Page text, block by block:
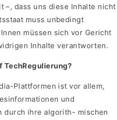
–, dass uns diese Inhalte nicht
muss unbedingt
müssen sich vor Gericht
Inhalte verantworten.
Tech­Regulierung?
Plattformen ist vor allem,
und
durch ihre algorith- mischen